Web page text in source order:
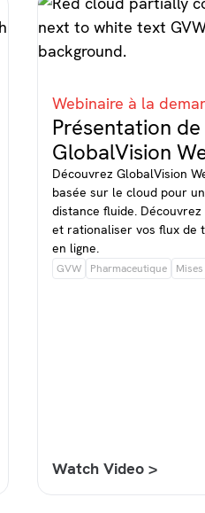
Webinaire à la
Présentation de
GlobalVision
Découvrez GlobalVision
basée sur le cloud pour
distance fluide.
et rationaliser vos flux de
en ligne.
GVW Pharmaceutique
Watch Video >